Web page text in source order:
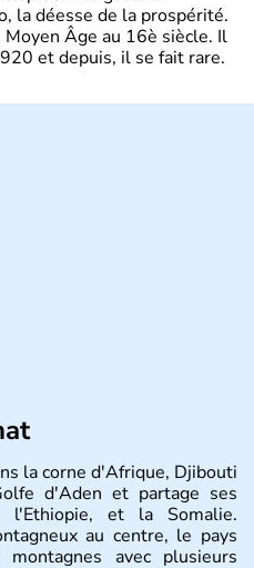
la déesse de la prospérité.
Âge au 16è siècle. Il
et depuis, il se fait rare.
la corne d'Afrique, Djibouti
d'Aden et partage ses
l'Ethiopie, et la Somalie.
au centre, le pays
avec plusieurs